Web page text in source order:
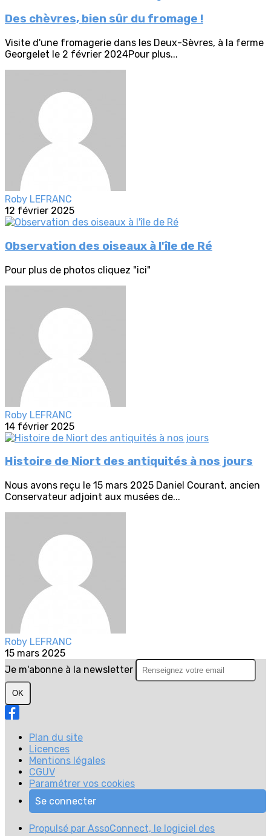
Des chèvres, bien sûr du fromage !
Visite d'une fromagerie dans les Deux-Sèvres, à la ferme
Georgelet le 2 février 2024Pour plus...
Roby LEFRANC
12 février 2025
Observation des oiseaux à l'île de Ré
Pour plus de photos cliquez "ici"
Roby LEFRANC
14 février 2025
Histoire de Niort des antiquités à nos jours
Nous avons reçu le 15 mars 2025 Daniel Courant, ancien
Conservateur adjoint aux musées de...
Roby LEFRANC
15 mars 2025
Je m'abonne à la newsletter
OK
Plan du site
Licences
Mentions légales
CGUV
Paramétrer vos cookies
Se connecter
Propulsé par AssoConnect, le logiciel des